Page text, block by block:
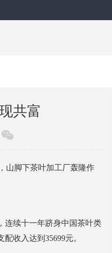
共富
山脚下茶叶加工厂轰隆作
续十一年跻身中国茶叶类
收入达到35699元。